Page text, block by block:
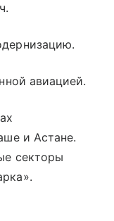
авиацией.
и Астане.
секторы